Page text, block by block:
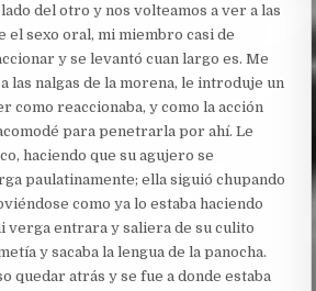
del otro y nos volteamos a ver a las
el sexo oral, mi miembro casi de
y se levantó cuan largo es. Me
las nalgas de la morena, le introduje un
como reaccionaba, y como la acción
para penetrarla por ahí. Le
haciendo que su agujero se
paulatinamente; ella siguió chupando
como ya lo estaba haciendo
verga entrara y saliera de su culito
y sacaba la lengua de la panocha.
quedar atrás y se fue a donde estaba